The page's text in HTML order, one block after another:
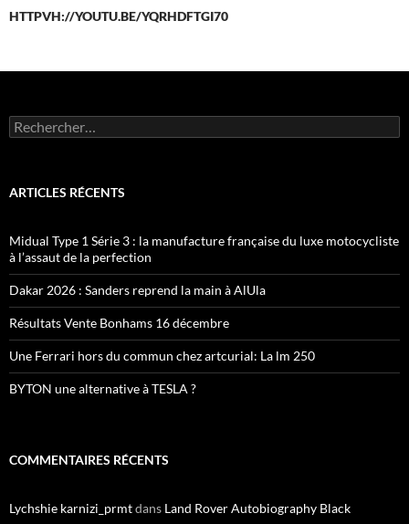
HTTPVH://YOUTU.BE/YQRHDFTGI70
Rechercher :
ARTICLES RÉCENTS
Midual Type 1 Série 3 : la manufacture française du luxe motocycliste
à l’assaut de la perfection
Dakar 2026 : Sanders reprend la main à AlUla
Résultats Vente Bonhams 16 décembre
Une Ferrari hors du commun chez artcurial: La lm 250
BYTON une alternative à TESLA ?
COMMENTAIRES RÉCENTS
Lychshie karnizi_prmtdans Land Rover Autobiography Black